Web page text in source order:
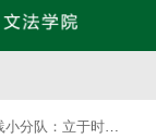
之畔，倾听时代的召唤